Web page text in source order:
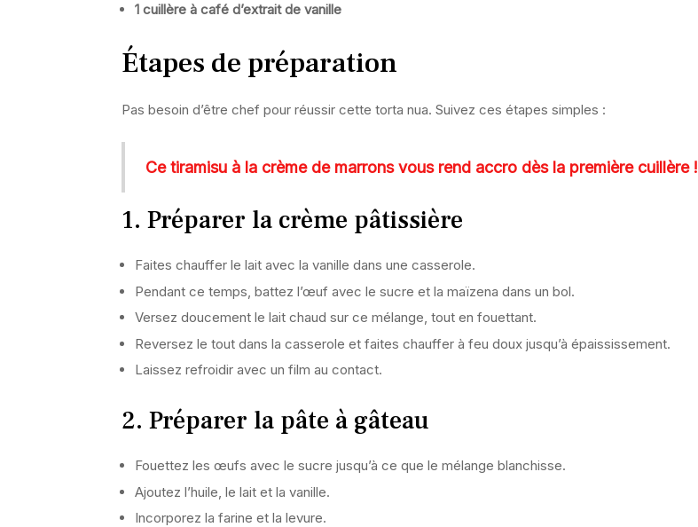
1 cuillère à café d’extrait de vanille
Étapes de préparation
Pas besoin d’être chef pour réussir cette torta nua. Suivez ces étapes simples :
Ce tiramisu à la crème de marrons vous rend accro dès la première cuillère !
1. Préparer la crème pâtissière
Faites chauffer le lait avec la vanille dans une casserole.
Pendant ce temps, battez l’œuf avec le sucre et la maïzena dans un bol.
Versez doucement le lait chaud sur ce mélange, tout en fouettant.
Reversez le tout dans la casserole et faites chauffer à feu doux jusqu’à épaississement.
Laissez refroidir avec un film au contact.
2. Préparer la pâte à gâteau
Fouettez les œufs avec le sucre jusqu’à ce que le mélange blanchisse.
Ajoutez l’huile, le lait et la vanille.
Incorporez la farine et la levure.